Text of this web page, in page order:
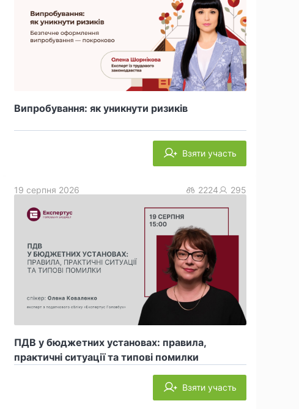
Випробування: як уникнути ризиків
Взяти участь
ПДВ у бюджетних установах: правила,
практичні ситуації та типові помилки
19 серпня 2026 2224 295
Взяти участь